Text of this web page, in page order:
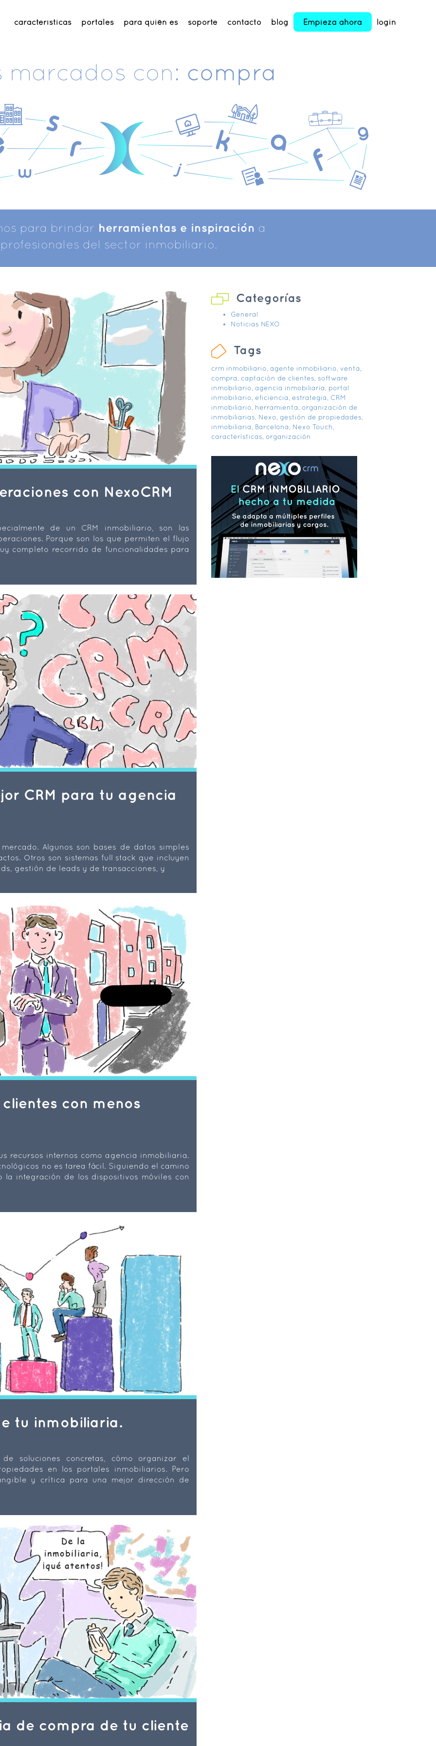
Empieza ahora login
características portales para quién es soporte contacto blog
marcados con: compra
para brindar herramientas e inspiración a
profesionales del sector inmobiliario.
con NexoCRM
de un CRM inmobiliario, son las
Porque son los que permiten el flujo
completo recorrido de funcionalidades para
CRM para tu agencia
Algunos son bases de datos simples
Otros son sistemas full stack que incluyen
gestión de leads y de transacciones, y
con menos
recursos internos como agencia inmobiliaria.
no es tarea fácil. Siguiendo el camino
integración de los dispositivos móviles con
tu inmobiliaria.
soluciones concretas, cómo organizar el
en los portales inmobiliarios. Pero
y crítica para una mejor dirección de
de compra de tu cliente
Categorías
General
Noticias NEXO
Tags
crm inmobiliario, agente inmobiliario, venta,
compra, captación de clientes, software
inmobiliario, agencia inmobiliaria, portal
inmobiliario, eficiencia, estrategia, CRM
inmobiliario, herramienta, organización de
inmobiliarias, Nexo, gestión de propiedades,
inmobiliaria, Barcelona, Nexo Touch,
características, organización